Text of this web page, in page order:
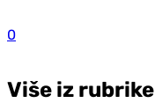
0
Više iz rubrike